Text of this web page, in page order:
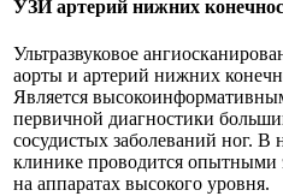
УЗИ артерий нижних
Ультразвуковое
аорты и артерий нижних
Является
первичной диагностики
сосудистых заболеваний ног. В
клинике проводится опытными
на аппаратах высокого уровня.